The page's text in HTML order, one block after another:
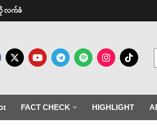
ကို လက်ခံ
FACT CHECK HIGHLIGHT